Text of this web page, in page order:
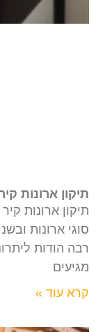
תיקון ארונות
תיקון ארונות
סוגי ארונות
רבה הודות
מגיעים
קרא עוד »